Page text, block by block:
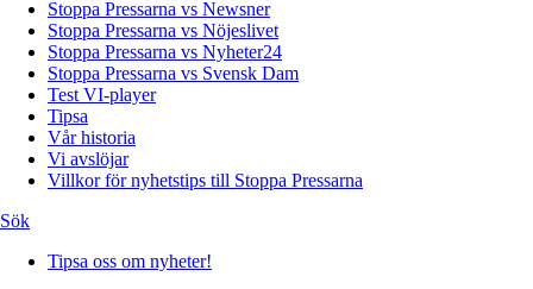
Stoppa Pressarna vs Newsner
Stoppa Pressarna vs Nöjeslivet
Stoppa Pressarna vs Nyheter24
Stoppa Pressarna vs Svensk Dam
Test VI-player
Tipsa
Vår historia
Vi avslöjar
Villkor för nyhetstips till Stoppa Pressarna
Sök
Tipsa oss om nyheter!